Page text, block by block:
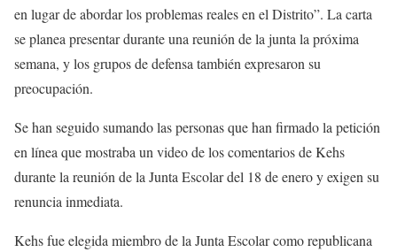
en lugar de abordar los problemas reales en el Distrito”. La carta
se planea presentar durante una reunión de la junta la próxima
semana, y los grupos de defensa también expresaron su
preocupación.
Se han seguido sumando las personas que han firmado la petición
en línea que mostraba un video de los comentarios de Kehs
durante la reunión de la Junta Escolar del 18 de enero y exigen su
renuncia inmediata.
Kehs fue elegida miembro de la Junta Escolar como republicana